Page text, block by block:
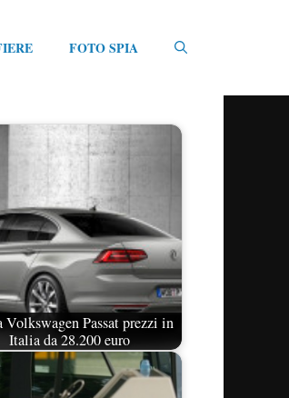
FOTO SPIA
Volkswagen Passat prezzi in
Italia da 28.200 euro